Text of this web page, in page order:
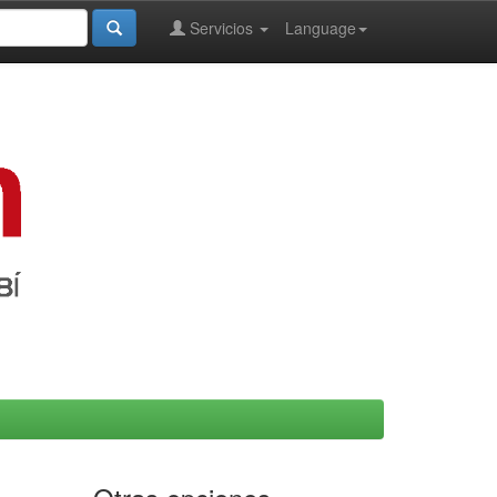
Language
Servicios